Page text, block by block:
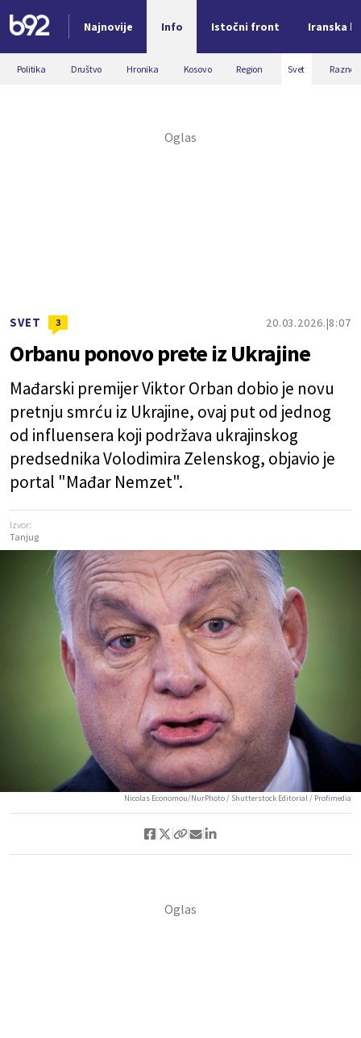
Najnovije Info Istočni front Iranska
Nova vest
Politika Društvo Hronika Kosovo Region Svet Razno
SVET 3 20.03.2026. 8:07
Orbanu ponovo prete iz Ukrajine
Mađarski premijer Viktor Orban dobio je novu
pretnju smrću iz Ukrajine, ovaj put od jednog
od influensera koji podržava ukrajinskog
predsednika Volodimira Zelenskog, objavio je
portal "Mađar Nemzet".
Izvor:
Tanjug
Nicolas Economou/NurPhoto / Shutterstock Editorial / Profimedia